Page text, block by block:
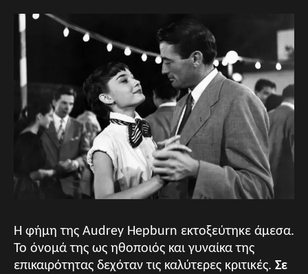
Η φήμη της Audrey Hepburn εκτοξεύτηκε άμεσα.
Το όνομά της ως ηθοποιός και γυναίκα της
επικαιρότητας δεχόταν τις καλύτερες κριτικές. Σε